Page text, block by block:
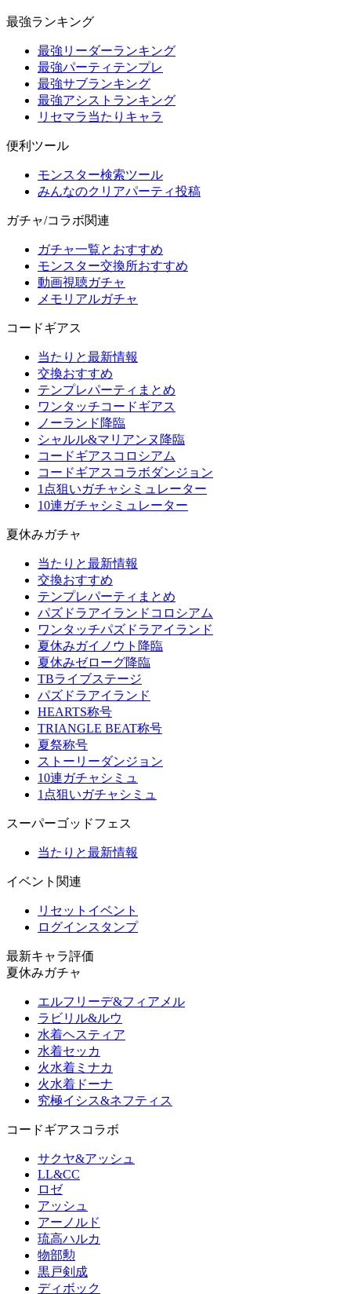
最強ランキング
最強リーダーランキング
最強パーティテンプレ
最強サブランキング
最強アシストランキング
リセマラ当たりキャラ
便利ツール
モンスター検索ツール
みんなのクリアパーティ投稿
ガチャ/コラボ関連
ガチャ一覧とおすすめ
モンスター交換所おすすめ
動画視聴ガチャ
メモリアルガチャ
コードギアス
当たりと最新情報
交換おすすめ
テンプレパーティまとめ
ワンタッチコードギアス
ノーランド降臨
シャルル&マリアンヌ降臨
コードギアスコロシアム
コードギアスコラボダンジョン
1点狙いガチャシミュレーター
10連ガチャシミュレーター
夏休みガチャ
当たりと最新情報
交換おすすめ
テンプレパーティまとめ
パズドラアイランドコロシアム
ワンタッチパズドラアイランド
夏休みガイノウト降臨
夏休みゼローグ降臨
TBライブステージ
パズドラアイランド
HEARTS称号
TRIANGLE BEAT称号
夏祭称号
ストーリーダンジョン
10連ガチャシミュ
1点狙いガチャシミュ
スーパーゴッドフェス
当たりと最新情報
イベント関連
リセットイベント
ログインスタンプ
最新キャラ評価
夏休みガチャ
エルフリーデ&フィアメル
ラビリル&ルウ
水着ヘスティア
水着セッカ
火水着ミナカ
火水着ドーナ
究極イシス&ネフティス
コードギアスコラボ
サクヤ&アッシュ
LL&CC
ロゼ
アッシュ
アーノルド
琉高ハルカ
物部勲
黒戸剣成
ディボック